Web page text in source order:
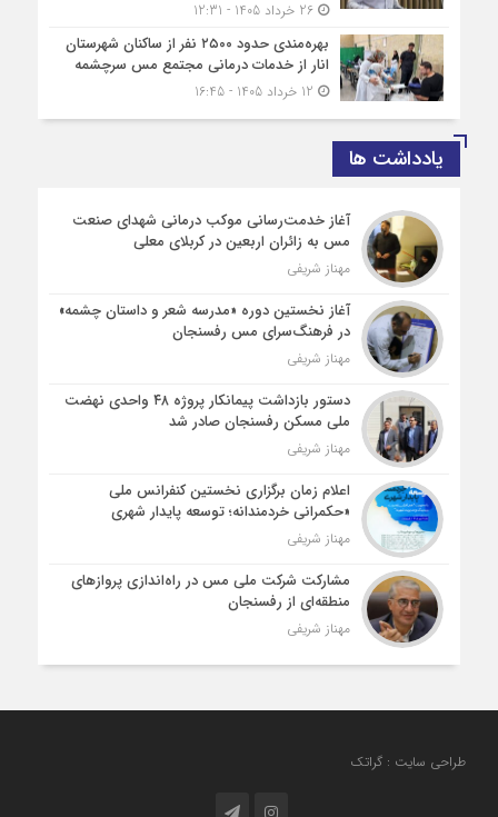
26 خرداد 1405 - 12:31
بهره‌مندی حدود ۲۵۰۰‌ نفر از ساکنان شهرستان
انار از خدمات درمانی مجتمع مس سرچشمه
یادداشت ها
آغاز خدمت‌رسانی موکب درمانی شهدای صنعت
مس به زائران اربعین در کربلای معلی
مهناز شریفی
آغاز نخستین دوره «مدرسه شعر و داستان چشمه»
در فرهنگ‌سرای مس رفسنجان
مهناز شریفی
دستور بازداشت پیمانکار پروژه ۴۸ واحدی نهضت
ملی مسکن رفسنجان صادر شد
مهناز شریفی
اعلام زمان برگزاری نخستین کنفرانس ملی
«حکمرانی خردمندانه؛ توسعه پایدار شهری
مهناز شریفی
مشارکت شرکت ملی مس در راه‌اندازی پروازهای
منطقه‌ای از رفسنجان
مهناز شریفی
طراحی سایت : گراتک